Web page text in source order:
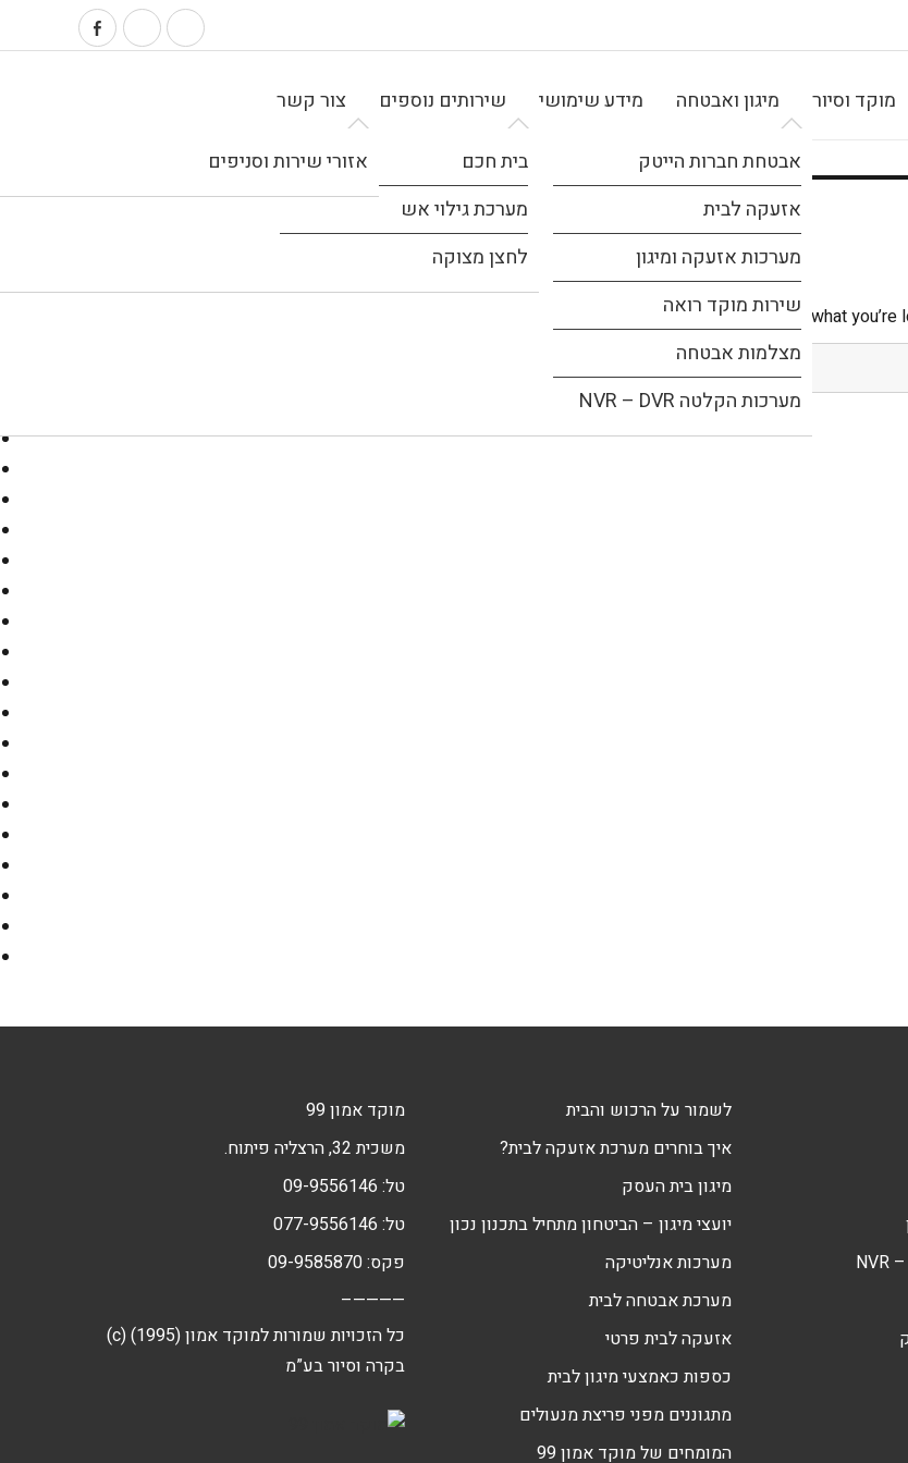
מוקד וסיור מיגון ואבטחה
אבטחת חברות הייטק
אזעקה לבית
מערכות אזעקה ומיגון
שירות מוקד רואה
מצלמות אבטחה
מערכות הקלטה NVR – DVR
מידע שימושי שירותים נוספים
בית חכם
מערכת גילוי אש
לחצן מצוקה
צור קשר
אזורי שירות וסניפים
It seems we can’t find what
לשמור על הרכוש והבית
איך בוחרים מערכת אזעקה לבית?
מיגון בית העסק
יועצי מיגון – הביטחון מתחיל בתכנון נכון
מערכות אנליטיקה
מערכת אבטחה לבית
אזעקה לבית פרטי
כספות כאמצעי מיגון לבית
מתגוננים מפני פריצת מנעולים
המומחים של מוקד אמון 99
מוקד אמון 99
משכית 32, הרצליה פיתוח.
טל: 09-9556146
טל: 077-9556146
פקס: 09-9585870
————–
(c) כל הזכויות שמורות למוקד אמון (1995)
בקרה וסיור בע”מ